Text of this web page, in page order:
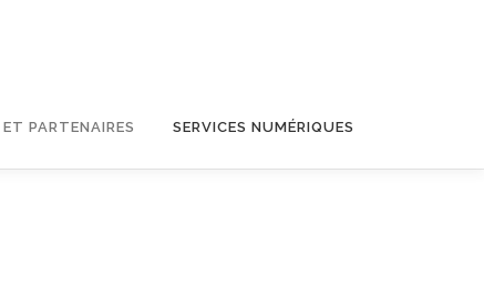
PARTENAIRES SERVICES NUMÉRIQUES